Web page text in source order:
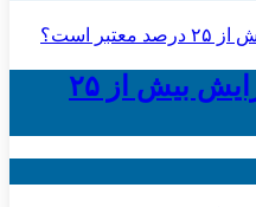
قرارداد اجاره با افزایش بیش از ۲۵